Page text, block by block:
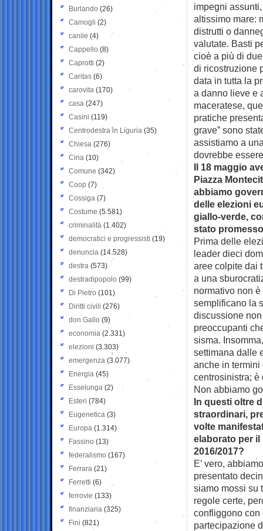
impegni
altissimo mare:
distrutti o
valutate. Basti
cioè a più di
di ricostruzione
data in tutta la
a danno lieve e
maceratese,
pratiche
grave” sono
assistiamo a
dovrebbe
Il 18 maggio
Piazza
abbiamo
delle elezioni
giallo-verde,
stato
Prima delle
leader dieci
aree colpite dai
a una
normativo non
semplificano la
discussione
preoccupanti
sisma.
settimana dalle
anche in termini
centrosinistra;
Non abbiamo
In questi oltre
straordinari,
volte
elaborato per il
2016/2017?
E’ vero,
presentato
siamo mossi su
regole certe,
confliggono con
partecipazione
Burlando (26)
Camogli (2)
canile (4)
Cappello (8)
Caprotti (2)
Caritas (6)
carovita (170)
casa (247)
Casini (119)
Centrodestra in Liguria (35)
Chiesa (276)
Cina (10)
Comune (342)
Coop (7)
Cossiga (7)
Costume (5.581)
criminalità (1.402)
democratici e progressisti (19)
denuncia (14.528)
destra (573)
destradipopolo (99)
Di Pietro (101)
Diritti civili (276)
don Gallo (9)
economia (2.331)
elezioni (3.303)
emergenza (3.077)
Energia (45)
Esselunga (2)
Esteri (784)
Eugenetica (3)
Europa (1.314)
Fassino (13)
federalismo (167)
Ferrara (21)
Ferretti (6)
ferrovie (133)
finanziaria (325)
Fini (821)